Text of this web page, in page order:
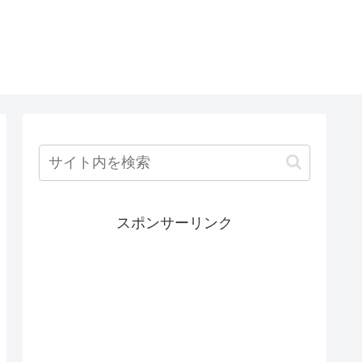
スポンサーリンク